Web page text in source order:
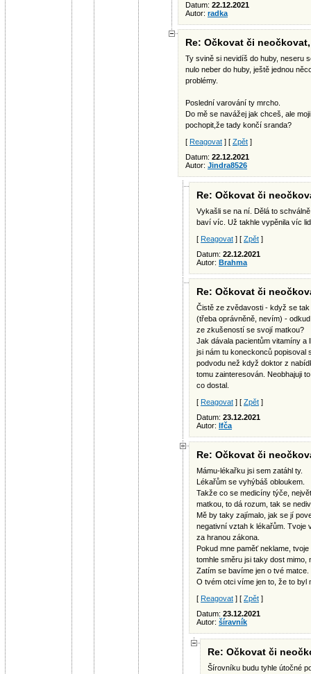
Datum: 22.12.2021
Autor: radka
Re: Očkovat či
Ty svině si nevidíš do huby, neseru
nulo neber do huby, ještě jednou
problémy.
Poslední varování ty mrcho.
Do mě se navážej jak chceš, ale
pochopit,že tady končí sranda?
[ Reagovat ] [ Zpět ]
Datum: 22.12.2021
Autor: Jindra8526
Re: Očkovat či
Vykašli se na ní. Dělá to
baví víc. Už takhle vypěnila víc
[ Reagovat ] [ Zpět ]
Datum: 22.12.2021
Autor: Brahma
Re: Očkovat či
Čistě ze zvědavosti - když se
(třeba oprávněně, nevím) -
ze zkušeností se svojí matkou?
Jak dávala pacientům vitamíny a
jsi nám tu koneckonců popisoval
podvodu než když doktor z
tomu zainteresován. Neobhajuji
co dostal.
[ Reagovat ] [ Zpět ]
Datum: 23.12.2021
Autor: Ifča
Re: Očkovat či
Mámu-lékařku jsi sem zatáhl ty.
Lékařům se vyhýbáš obloukem.
Takže co se medicíny týče,
matkou, to dá rozum, tak se
Mě by taky zajímalo, jak se jí
negativní vztah k lékařům. Tvoje
za hranou zákona.
Pokud mne paměť neklame,
tomhle směru jsi taky dost
Zatím se bavíme jen o tvé matce.
O tvém otci víme jen to, že to
[ Reagovat ] [ Zpět ]
Datum: 23.12.2021
Autor: šíravník
Re: Očkovat či
Šírovníku budu tyhle útočné